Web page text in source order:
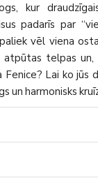
kur
padarīs par
vēl viena
telpas un,
Fenice? Lai ko jūs
un harmonisks